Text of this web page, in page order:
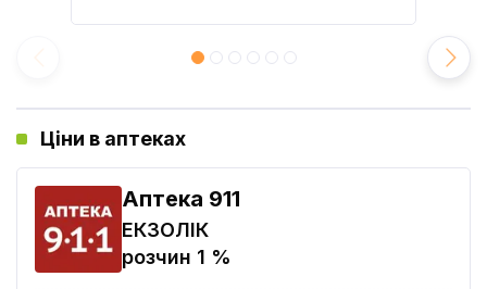
Ціни в аптеках
Aптека 911
ЕКЗОЛІК
розчин 1 %